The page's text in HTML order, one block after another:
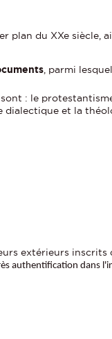
plan du XXe siècle,
, parmi
: le
dialectique et la
extérieurs
authentification dans